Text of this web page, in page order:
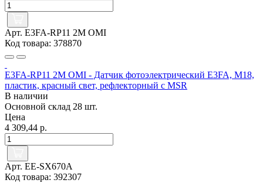
Арт. E3FA-RP11 2M OMI
Код товара: 378870
E3FA-RP11 2M OMI - Датчик фотоэлектрический E3FA, M18,
пластик, красный свет, рефлекторный с MSR
В наличии
Основной склад 28 шт.
Цена
4 309,44 р.
Арт. EE-SX670A
Код товара: 392307